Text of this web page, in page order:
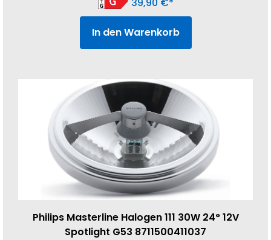
39,90 €
In den Warenkorb
Philips Masterline Halogen 111 30W 24° 12V
Spotlight G53 8711500411037